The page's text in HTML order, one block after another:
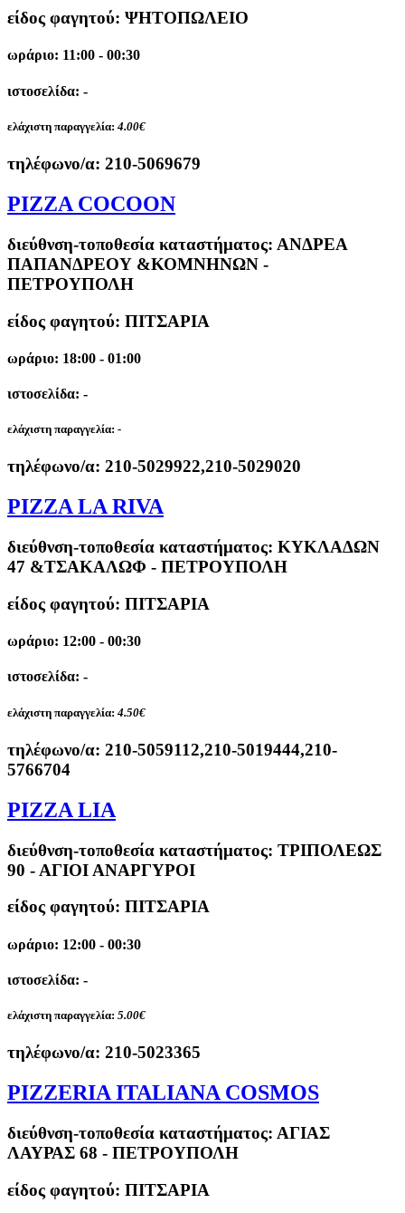
είδος φαγητού: ΨΗΤΟΠΩΛΕΙΟ
ωράριο: 11:00 - 00:30
ιστοσελίδα: -
ελάχιστη παραγγελία: 4.00€
τηλέφωνο/α: 210-5069679
PIZZA COCOON
διεύθνση-τοποθεσία καταστήματος: ΑΝΔΡΕΑ
ΠΑΠΑΝΔΡΕΟΥ &ΚΟΜΝΗΝΩΝ -
ΠΕΤΡΟΥΠΟΛΗ
είδος φαγητού: ΠΙΤΣΑΡΙΑ
ωράριο: 18:00 - 01:00
ιστοσελίδα: -
ελάχιστη παραγγελία: -
τηλέφωνο/α: 210-5029922,210-5029020
PIZZA LA RIVA
διεύθνση-τοποθεσία καταστήματος: ΚΥΚΛΑΔΩΝ
47 &ΤΣΑΚΑΛΩΦ - ΠΕΤΡΟΥΠΟΛΗ
είδος φαγητού: ΠΙΤΣΑΡΙΑ
ωράριο: 12:00 - 00:30
ιστοσελίδα: -
ελάχιστη παραγγελία: 4.50€
τηλέφωνο/α: 210-5059112,210-5019444,210-
5766704
PIZZA LIA
διεύθνση-τοποθεσία καταστήματος: ΤΡΙΠΟΛΕΩΣ
90 - ΑΓΙΟΙ ΑΝΑΡΓΥΡΟΙ
είδος φαγητού: ΠΙΤΣΑΡΙΑ
ωράριο: 12:00 - 00:30
ιστοσελίδα: -
ελάχιστη παραγγελία: 5.00€
τηλέφωνο/α: 210-5023365
PIZZERIA ITALIANA COSMOS
διεύθνση-τοποθεσία καταστήματος: ΑΓΙΑΣ
ΛΑΥΡΑΣ 68 - ΠΕΤΡΟΥΠΟΛΗ
είδος φαγητού: ΠΙΤΣΑΡΙΑ